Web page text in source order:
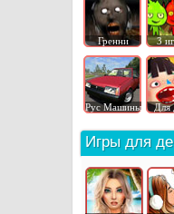
Гренни 3
Рус Машины Для
Игры для